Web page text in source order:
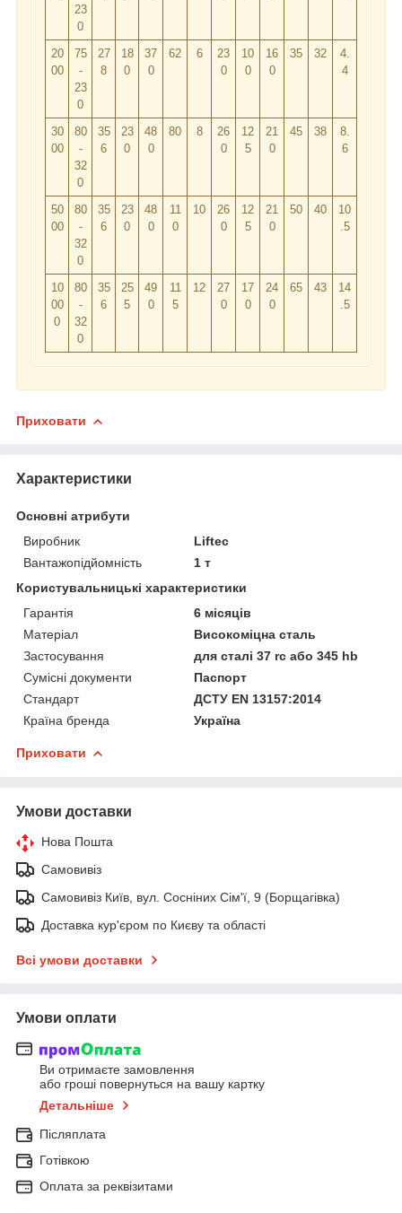
23
0
20
00
75
-
23
0
27
8
18
0
37
0
62 6
23
0
10
0
16
0
35 32
4.
4
30
00
80
-
32
0
35
6
23
0
48
0
80 8
26
0
12
5
21
0
45 38
8.
6
50
00
80
-
32
0
35
6
23
0
48
0
11
0
10
26
0
12
5
21
0
50 40
10
.5
10
00
0
80
-
32
0
35
6
25
5
49
0
11
5
12
27
0
17
0
24
0
65 43
14
.5
Приховати
Характеристики
Основні атрибути
Виробник
Liftec
Вантажопідйомність
1 т
Користувальницькі характеристики
Гарантія
6 місяців
Матеріал
Високоміцна сталь
Застосування
для сталі 37 rc або 345 hb
Сумісні документи
Паспорт
Стандарт
ДСТУ EN 13157:2014
Країна бренда
Україна
Приховати
Умови доставки
Нова Пошта
Самовивіз
Самовивіз Київ, вул. Сосніних Сім'ї, 9 (Борщагівка)
Доставка кур'єром по Києву та області
Всі умови доставки
Умови оплати
Ви отримаєте замовлення
або гроші повернуться на вашу картку
Детальніше
Післяплата
Готівкою
Оплата за реквізитами